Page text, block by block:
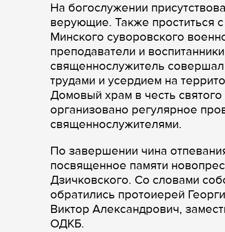
На богослужении
верующие. Также проститься
Минского суворовского
преподаватели и
священнослужитель
трудами и усердием на
Домовый храм в честь
организовано регулярное
священнослужителями.
По завершении чина
посвященное памяти
Дзичковского. Со словами
обратились протоиерей
Виктор Александрович,
ОДКБ.